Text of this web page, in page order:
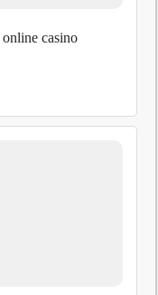
online casino